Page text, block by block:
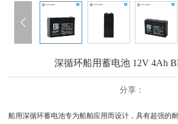
深循环船用蓄电池 12V 4Ah
分享：
船用深循环蓄电池专为船舶应用而设计，具有超强的